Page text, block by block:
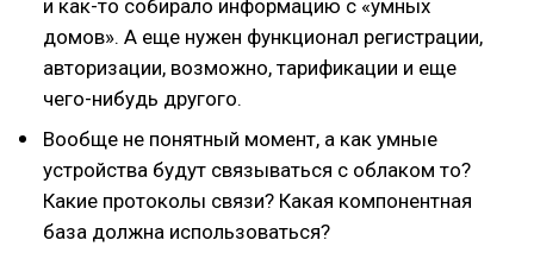
и как-то собирало информацию с «умных
домов». А еще нужен функционал регистрации,
авторизации, возможно, тарификации и еще
чего-нибудь другого.
Вообще не понятный момент, а как умные
устройства будут связываться с облаком то?
Какие протоколы связи? Какая компонентная
база должна использоваться?